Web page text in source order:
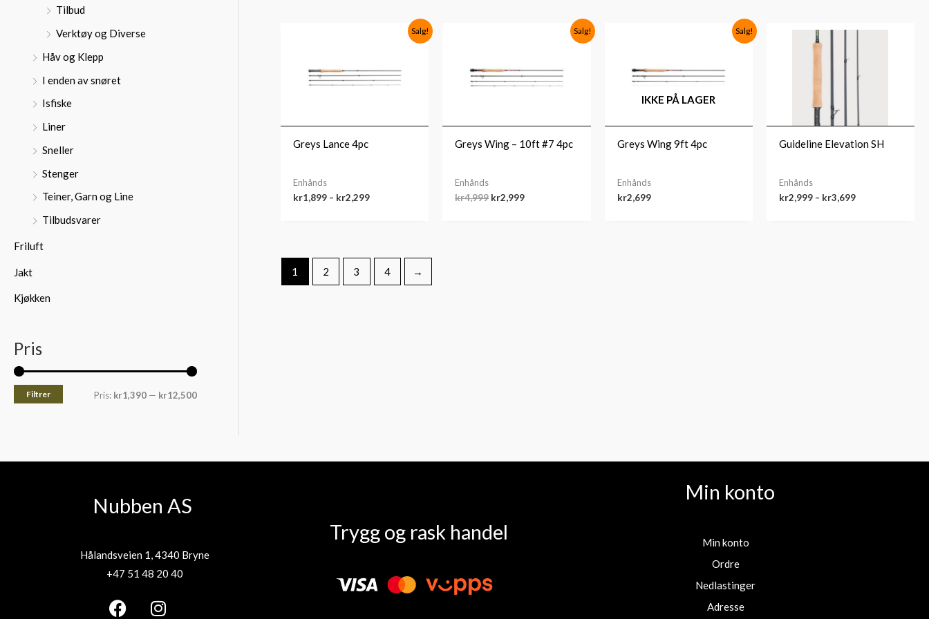
Tilbud
Verktøy og Diverse
Håv og Klepp
I enden av snøret
Isfiske
Liner
Sneller
Stenger
Teiner, Garn og Line
Tilbudsvarer
Friluft
Jakt
Kjøkken
Pris
Filtrer Pris: kr1,390 — kr12,500
Salg!
Greys Lance 4pc
Enhånds
kr1,899 – kr2,299
Prisområde:
Salg!
Greys Wing – 10ft #7 4pc
Enhånds
kr4,999 kr2,999
Nåværende
Salg!
IKKE PÅ LAGER
Greys Wing 9ft 4pc
Enhånds
kr2,699
Guideline Elevation SH
Enhånds
kr2,999 – kr3,699
Prisområde:
1 2 3 4 →
Nubben AS
Hålandsveien 1, 4340 Bryne
+47 51 48 20 40
Trygg og rask handel
Min konto
Min konto
Ordre
Nedlastinger
Adresse